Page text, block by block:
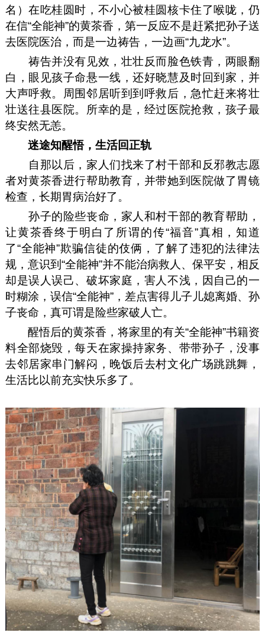
名）在吃桂圆时，不小心被桂圆核卡住了喉咙，仍
在信“全能神”的黄茶香，第一反应不是赶紧把孙子送
去医院医治，而是一边祷告，一边画“九龙水”。
祷告并没有见效，壮壮反而脸色铁青，两眼翻
白，眼见孩子命悬一线，还好晓慧及时回到家，并
大声呼救。周围邻居听到到呼救后，急忙赶来将壮
壮送往县医院。所幸的是，经过医院抢救，孩子最
终安然无恙。
迷途知醒悟，生活回正轨
自那以后，家人们找来了村干部和反邪教志愿
者对黄茶香进行帮助教育，并带她到医院做了胃镜
检查，长期胃病治好了。
孙子的险些丧命，家人和村干部的教育帮助，
让黄茶香终于明白了所谓的传“福音”真相，知道
了“全能神”欺骗信徒的伎俩，了解了违犯的法律法
规，意识到“全能神”并不能治病救人、保平安，相反
却是误人误己、破坏家庭，害人不浅，因自己的一
时糊涂，误信“全能神”，差点害得儿子儿媳离婚、孙
子丧命，真可谓是险些家破人亡。
醒悟后的黄茶香，将家里的有关“全能神”书籍资
料全部烧毁，每天在家操持家务、带带孙子，没事
去邻居家串门解闷，晚饭后去村文化广场跳跳舞，
生活比以前充实快乐多了。